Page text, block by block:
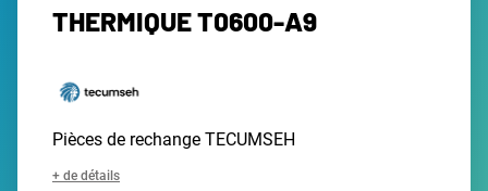
THERMIQUE T0600-A9
Pièces de rechange TECUMSEH
+ de détails